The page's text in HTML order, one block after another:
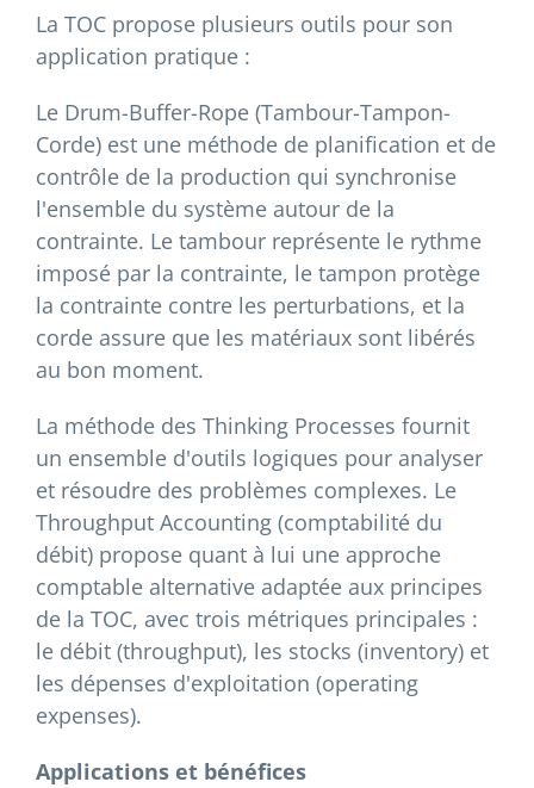
La TOC propose plusieurs outils pour son
application pratique :
Le Drum-Buffer-Rope (Tambour-Tampon-
Corde) est une méthode de planification et de
contrôle de la production qui synchronise
l'ensemble du système autour de la
contrainte. Le tambour représente le rythme
imposé par la contrainte, le tampon protège
la contrainte contre les perturbations, et la
corde assure que les matériaux sont libérés
au bon moment.
La méthode des Thinking Processes fournit
un ensemble d'outils logiques pour analyser
et résoudre des problèmes complexes. Le
Throughput Accounting (comptabilité du
débit) propose quant à lui une approche
comptable alternative adaptée aux principes
de la TOC, avec trois métriques principales :
le débit (throughput), les stocks (inventory) et
les dépenses d'exploitation (operating
expenses).
Applications et bénéfices